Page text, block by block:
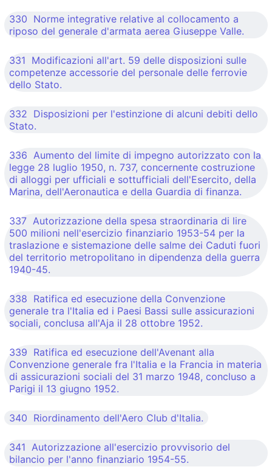
330 Norme integrative relative al collocamento a
riposo del generale d'armata aerea Giuseppe Valle.
331 Modificazioni all'art. 59 delle disposizioni sulle
competenze accessorie del personale delle ferrovie
dello Stato.
332 Disposizioni per l'estinzione di alcuni debiti dello
Stato.
336 Aumento del limite di impegno autorizzato con la
legge 28 luglio 1950, n. 737, concernente costruzione
di alloggi per ufficiali e sottufficiali dell'Esercito, della
Marina, dell'Aeronautica e della Guardia di finanza.
337 Autorizzazione della spesa straordinaria di lire
500 milioni nell'esercizio finanziario 1953-54 per la
traslazione e sistemazione delle salme dei Caduti fuori
del territorio metropolitano in dipendenza della guerra
1940-45.
338 Ratifica ed esecuzione della Convenzione
generale tra l'Italia ed i Paesi Bassi sulle assicurazioni
sociali, conclusa all'Aja il 28 ottobre 1952.
339 Ratifica ed esecuzione dell'Avenant alla
Convenzione generale fra l'Italia e la Francia in materia
di assicurazioni sociali del 31 marzo 1948, concluso a
Parigi il 13 giugno 1952.
340 Riordinamento dell'Aero Club d'Italia.
341 Autorizzazione all'esercizio provvisorio del
bilancio per l'anno finanziario 1954-55.